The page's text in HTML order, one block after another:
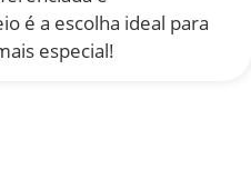
é a escolha ideal para
especial!